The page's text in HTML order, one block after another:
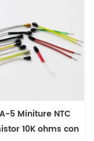
5 Miniture NTC
10K ohms con